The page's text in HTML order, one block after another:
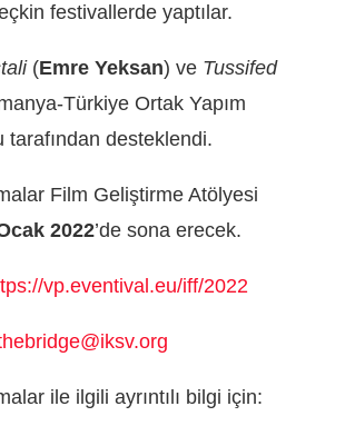
festivallerde yaptılar.
(Emre Yeksan) ve Tussifed
Türkiye Ortak Yapım
tarafından desteklendi.
Film Geliştirme Atölyesi
2022’de sona erecek.
vp.eventival.eu/iff/2022
ile ilgili ayrıntılı bilgi için: